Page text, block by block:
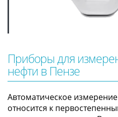
Приборы для
нефти в Пензе
Автоматическое
относится к